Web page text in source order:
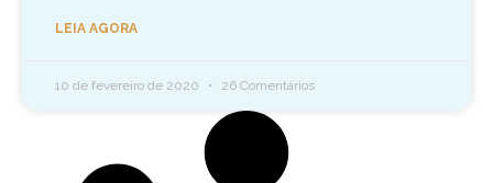
LEIA AGORA
10 de fevereiro de 2020 26 Comentários